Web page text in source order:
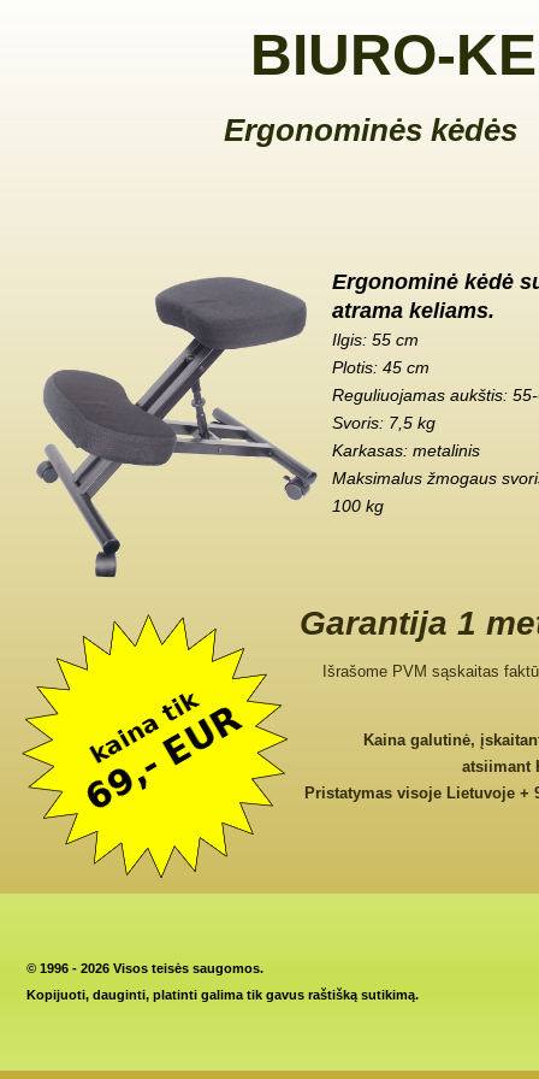
BIURO-
Ergonominės kėdės
Ergonominė kėdė
atrama keliams.
Ilgis: 55 cm
Plotis: 45 cm
Reguliuojamas aukštis:
Svoris: 7,5 kg
Karkasas: metalinis
Maksimalus žmogaus
100 kg
Garantija 1
Išrašome PVM sąskaitas
Kaina galutinė,
atsiimant
Pristatymas visoje Lietuvoje +
© 1996 - 2026 Visos teisės saugomos.
Kopijuoti, dauginti, platinti galima tik gavus raštišką sutikimą.